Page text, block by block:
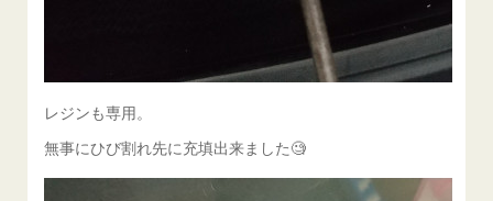
レジンも専用。
無事にひび割れ先に充填出来ました🧐